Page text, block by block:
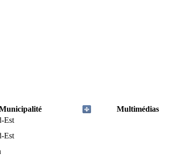
Multimédias
Est
Est